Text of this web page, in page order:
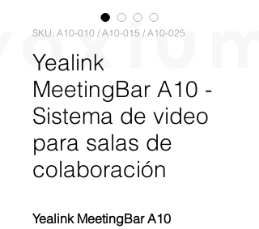
SKU: A10-010 / A10-015 / A10-025
Yealink
MeetingBar A10 -
Sistema de video
para salas de
colaboración
Yealink MeetingBar A10